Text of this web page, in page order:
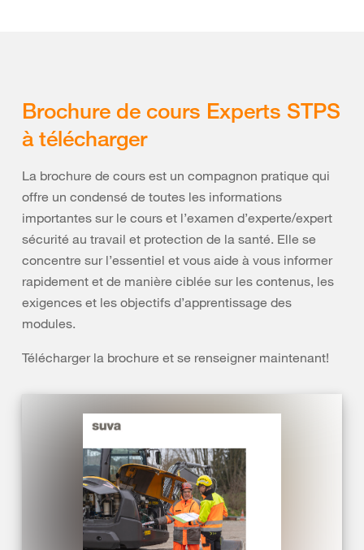
Brochure de cours Experts STPS
à télécharger
La brochure de cours est un compagnon pratique qui
offre un condensé de toutes les informations
importantes sur le cours et l’examen d’experte/expert
sécurité au travail et protection de la santé. Elle se
concentre sur l’essentiel et vous aide à vous informer
rapidement et de manière ciblée sur les contenus, les
exigences et les objectifs d’apprentissage des
modules.
Télécharger la brochure et se renseigner maintenant!